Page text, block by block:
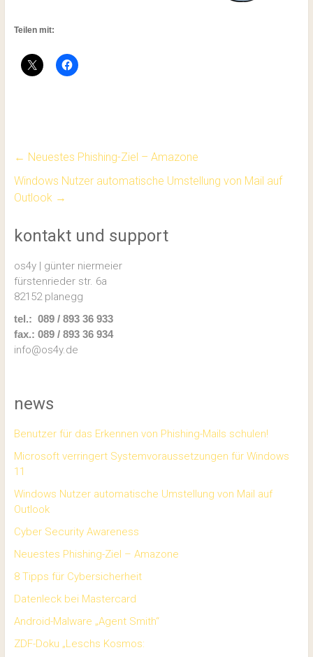
Teilen mit:
Sicherheit
← Neuestes Phishing-Ziel – Amazone
Windows Nutzer automatische Umstellung von Mail auf
Outlook →
kontakt und support
os4y | günter niermeier
fürstenrieder str. 6a
82152 planegg
tel.: 089 / 893 36 933
fax.: 089 / 893 36 934
info@os4y.de
news
Benutzer für das Erkennen von Phishing-Mails schulen!
Microsoft verringert Systemvoraussetzungen für Windows
11
Windows Nutzer automatische Umstellung von Mail auf
Outlook
Cyber Security Awareness
Neuestes Phishing-Ziel – Amazone
8 Tipps für Cybersicherheit
Datenleck bei Mastercard
Android-Malware „Agent Smith“
ZDF-Doku „Leschs Kosmos: